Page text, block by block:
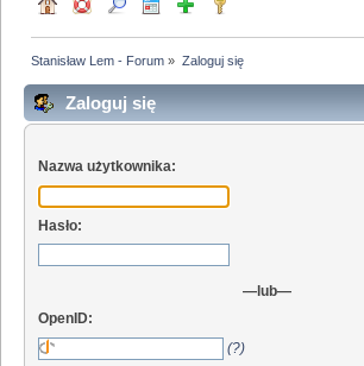
Stanisław Lem - Forum » Zaloguj się
Zaloguj się
Nazwa użytkownika:
Hasło:
—lub—
OpenID:
(?)